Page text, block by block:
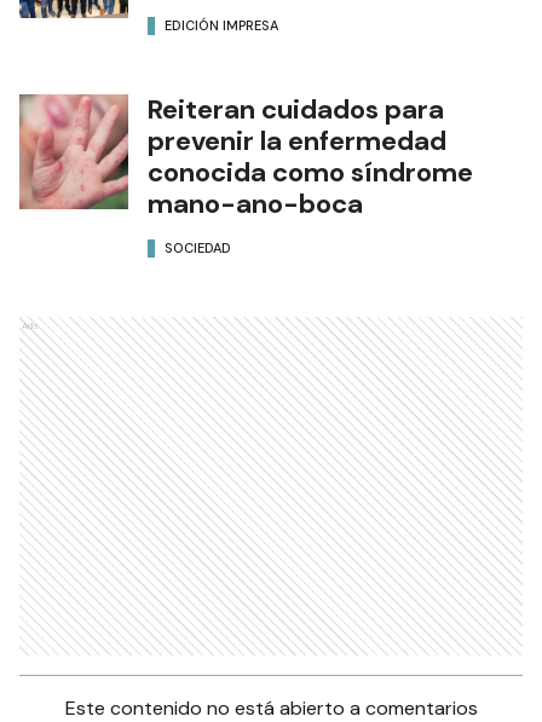
EDICIÓN IMPRESA
Reiteran cuidados para
prevenir la enfermedad
conocida como síndrome
mano-ano-boca
SOCIEDAD
Ads
Este contenido no está abierto a comentarios